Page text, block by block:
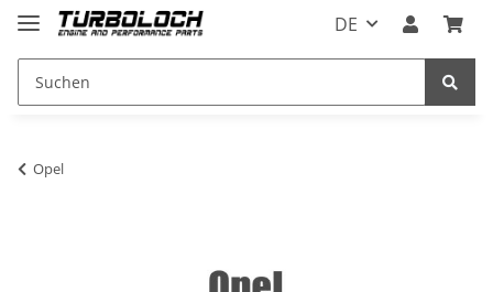
DE
Opel